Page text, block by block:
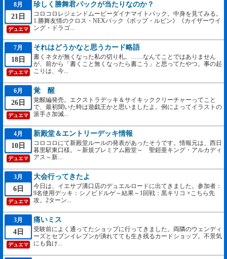
8月
21日
デュエマ
珍しく勝舞君パックが当たりなのか？
コロコロレジェンドムービーダイナマイトパック。中身を見てみる。
1.勝舞友情のクロス・NEXパック《ポップ・ルビン》《カイザーウイ
ング・ドラゴ...
7月
18日
デュエマ
それはどうかなと思うカード略語
書くネタが無くなった私の切り札。……なんてことではありません
が、前から「書くこと無くなったら書こう」と思ってたやつ。事の起
こりは、今...
6月
26日
デュエマ
覚 醒
覚醒編発売。エクストラデッキ＆サイキッククリーチャーってこと
で、最初聞いた時は遊戯王かと思いましたよ。例によってイラストの
派手さ加減...
4月
10日
デュエマ
新殿堂＆エントリーデッキ情報
コロコロにて新殿堂ルールの発表があったそうです。情報元は、西日
暮里駅東口様。～新規プレミアム殿堂～ 聖鎧亜キング・アルカディ
アス～新...
3月
6日
デュエマ
大会行ってきたよ
今日は、イエサブ溝口店のデュエルロードに出てきました。参加者：
9名使用デッキ：シノビドルゲ～結果～1回戦：黒キリコ ×こちら先
攻。2ターン...
3月
4日
デュエマ
痛いミス
受験前によく通ってたショップに行ってきました。両隣のウェンディ
ーズとセブンイレブンが潰れてても生き残るカードショップ。不景気
にも負け...